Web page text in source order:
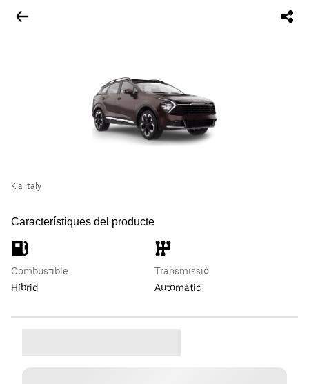
Kia Italy
Característiques del producte
Combustible
Híbrid
Transmissió
Automàtic